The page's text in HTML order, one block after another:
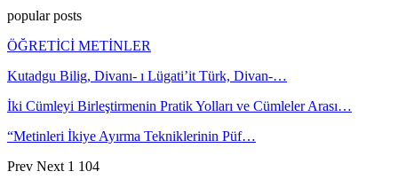
popular posts
ÖĞRETİCİ METİNLER
Kutadgu Bilig, Divanı- ı Lügati’it Türk, Divan-…
İki Cümleyi Birleştirmenin Pratik Yolları ve Cümleler Arası…
“Metinleri İkiye Ayırma Tekniklerinin Püf…
Prev Next 1 104